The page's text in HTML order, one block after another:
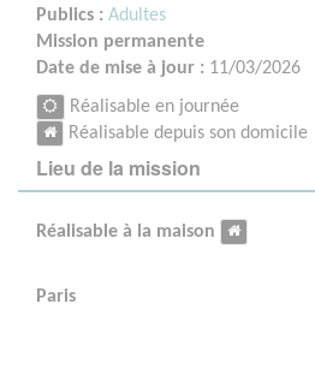
Publics : Adultes
Mission permanente
Date de mise à jour : 11/03/2026
Réalisable en journée
Réalisable depuis son domicile
Lieu de la mission
Réalisable à la maison
Paris